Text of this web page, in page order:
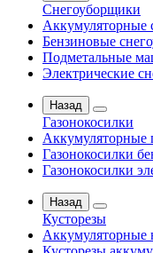
Снегоуборщики
Аккумуляторные
Бензиновые
Подметальные
Электрические
Назад
Газонокосилки
Аккумуляторные
Газонокосилки
Газонокосилки
Назад
Кусторезы